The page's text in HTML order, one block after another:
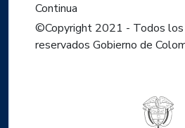
Continua
©Copyright 2021 - Todos los
reservados Gobierno de